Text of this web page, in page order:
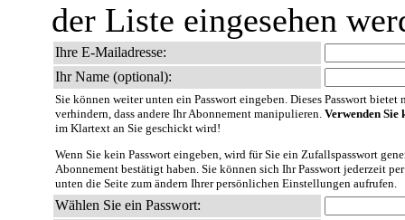
der Liste eingesehen
Ihre E-Mailadresse:
Ihr Name (optional):
Sie können weiter unten ein Passwort eingeben. Dieses Passwort
verhindern, dass andere Ihr Abonnement manipulieren. Verwenden Sie
im Klartext an Sie geschickt wird!
Wenn Sie kein Passwort eingeben, wird für Sie ein Zufallspasswort
Abonnement bestätigt haben. Sie können sich Ihr Passwort jederzeit
unten die Seite zum ändern Ihrer persönlichen Einstellungen aufrufen.
Wählen Sie ein Passwort: